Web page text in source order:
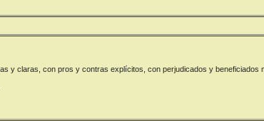
y claras, con pros y contras explícitos, con perjudicados y beneficiados